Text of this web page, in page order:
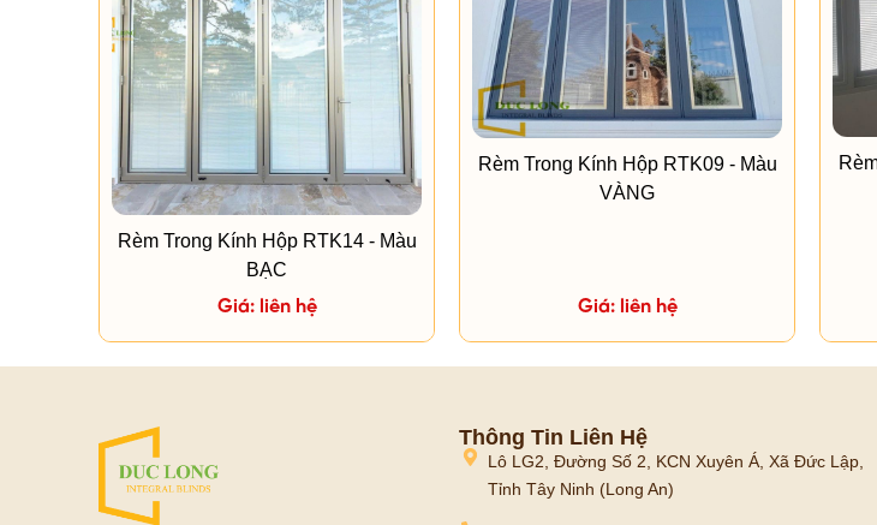
Rèm Trong Kính Hộp RTK14 - Màu
BẠC
Giá: liên hệ
Rèm Trong Kính Hộp RTK09 - Màu
VÀNG
Giá: liên hệ
Thông Tin Liên Hệ
Lô LG2, Đường Số 2, KCN Xuyên Á, Xã Đức Lập,
Tỉnh Tây Ninh (Long An)